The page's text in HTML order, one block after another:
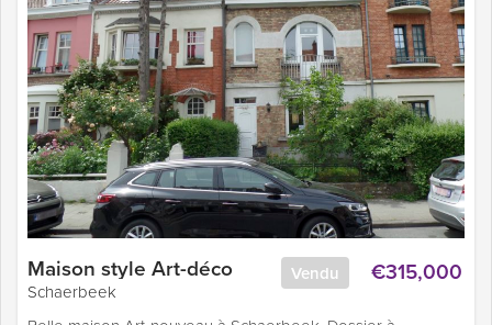
€315,000
Vendu
Maison style Art-déco
Schaerbeek